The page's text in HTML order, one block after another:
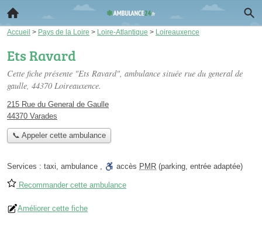
Accueil > Pays de la Loire > Loire-Atlantique > Loireauxence
Ets Ravard
Cette fiche présente "Ets Ravard", ambulance située rue du general de
gaulle, 44370 Loireauxence.
215 Rue du General de Gaulle
44370 Varades
📞 Appeler cette ambulance
Services : taxi, ambulance , accès PMR (parking, entrée adaptée)
Recommander cette ambulance
Améliorer cette fiche